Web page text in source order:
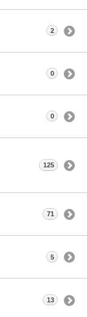
2
0
0
125
71
5
13